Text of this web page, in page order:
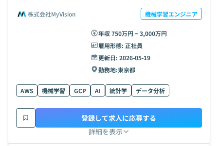
株式会社MyVision 機械学習エンジニア
年収 750万円 ~ 3,000万円
雇用形態: 正社員
更新日: 2026-05-19
勤務地:東京都
AWS 機械学習 GCP AI 統計学 データ分析
詳細を表示
登録して求人に応募する